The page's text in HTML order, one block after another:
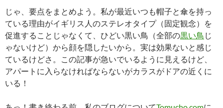
じゃ、要点をまとめよう。私が最近いつも帽子と傘を持っ
ている理由がイギリス人のステレオタイプ（固定観念）を
促進することじゃなくて、ひどい黒い鳥（全部の黒い鳥 じ
ゃないけど）から顔を隠したいから。実は効果ないと感じ
ているけどさ。この記事が急いでいるように見えるけど、
アパートに入らなければならないがカラスがドアの近くに
いる！